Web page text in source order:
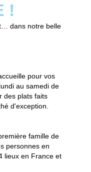
!
dans notre belle
pour vos
au samedi de
des plats faits
d'exception.
famille de
personnes en
lieux en France et